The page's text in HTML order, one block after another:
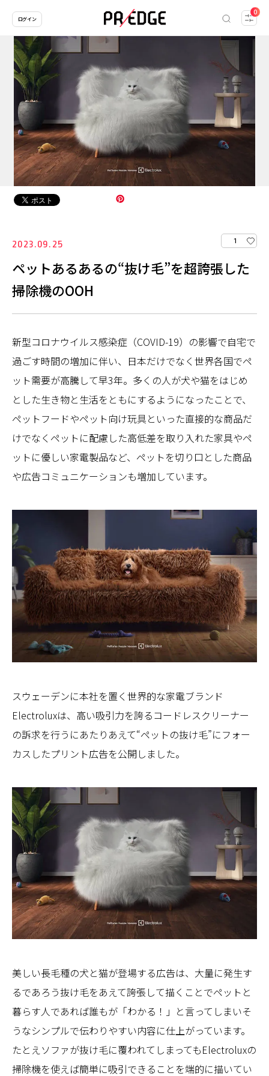
0
ログイン
2023.09.25 1
ペットあるあるの“抜け毛”を超誇張した
掃除機のOOH
新型コロナウイルス感染症（COVID-19）の影響で自宅で
過ごす時間の増加に伴い、日本だけでなく世界各国でペ
ット需要が高騰して早3年。多くの人が犬や猫をはじめ
とした生き物と生活をともにするようになったことで、
ペットフードやペット向け玩具といった直接的な商品だ
けでなくペットに配慮した高低差を取り入れた家具やペ
ットに優しい家電製品など、ペットを切り口とした商品
や広告コミュニケーションも増加しています。
スウェーデンに本社を置く世界的な家電ブランド
Electroluxは、高い吸引力を誇るコードレスクリーナー
の訴求を行うにあたりあえて“ペットの抜け毛”にフォー
カスしたプリント広告を公開しました。
美しい長毛種の犬と猫が登場する広告は、大量に発生す
るであろう抜け毛をあえて誇張して描くことでペットと
暮らす人であれば誰もが「わかる！」と言ってしまいそ
うなシンプルで伝わりやすい内容に仕上がっています。
たとえソファが抜け毛に覆われてしまってもElectroluxの
掃除機を使えば簡単に吸引できることを端的に描いてい